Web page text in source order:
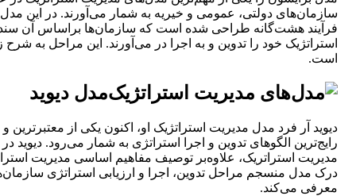
سازمان‌های دولتی، عمو‌می و خیریه به شمار ‌می‌آورند. در این مدل
فرآیند هشت‌گانه طراحی شده است که سازمان‌ها براساس آن
استراتژیک خود را تدوین و به اجرا در ‌می‌آورند. ‌‌این مراحل به شرح
است.
مدل دیوید
دیوید آر فرد مدل مدیریت استراتژیک او، اکنون یکی از معتبرترین و
رایج‌ترین الگو‌های تدوین و اجرا استراتژی به شمار ‌می‌رود. دیوید
مدیریت استراتریک، علاوه‌بر توصیف مفاهیم اساسی مدیریت
درک مدل منسجم مراحل تدوین، اجرا و ارزیابی استراتژی
معرفی می‌کند.